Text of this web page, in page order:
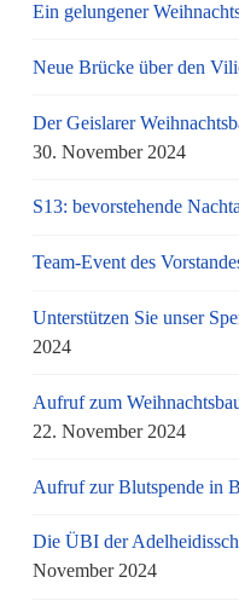
Ein gelungener
Neue Brücke über den
Der Geislarer
30. November 2024
S13: bevorstehende
Team-Event des
Unterstützen Sie unser
2024
Aufruf zum
22. November 2024
Aufruf zur Blutspende in
Die ÜBI der
November 2024